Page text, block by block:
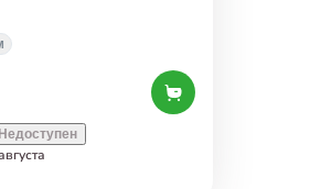
Недоступен